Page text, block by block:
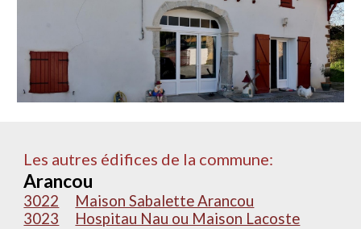
Les autres édifices de la commune:
Arancou
3022
Maison Sabalette Arancou
3023
Hospitau Nau ou Maison Lacoste